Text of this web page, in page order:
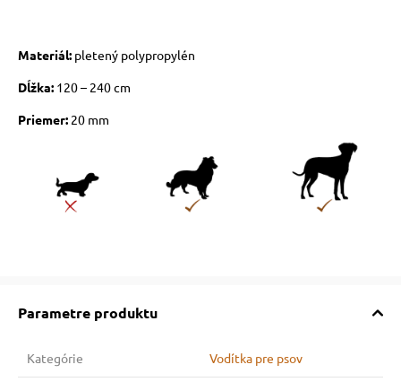
Materiál:pletený polypropylén
Dĺžka:120 – 240 cm
Priemer:20 mm
Parametre produktu
Kategórie Vodítka pre psov